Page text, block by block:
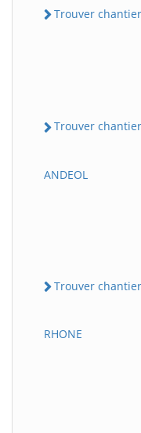
Trouver
Trouver
ANDEOL
Trouver
RHONE